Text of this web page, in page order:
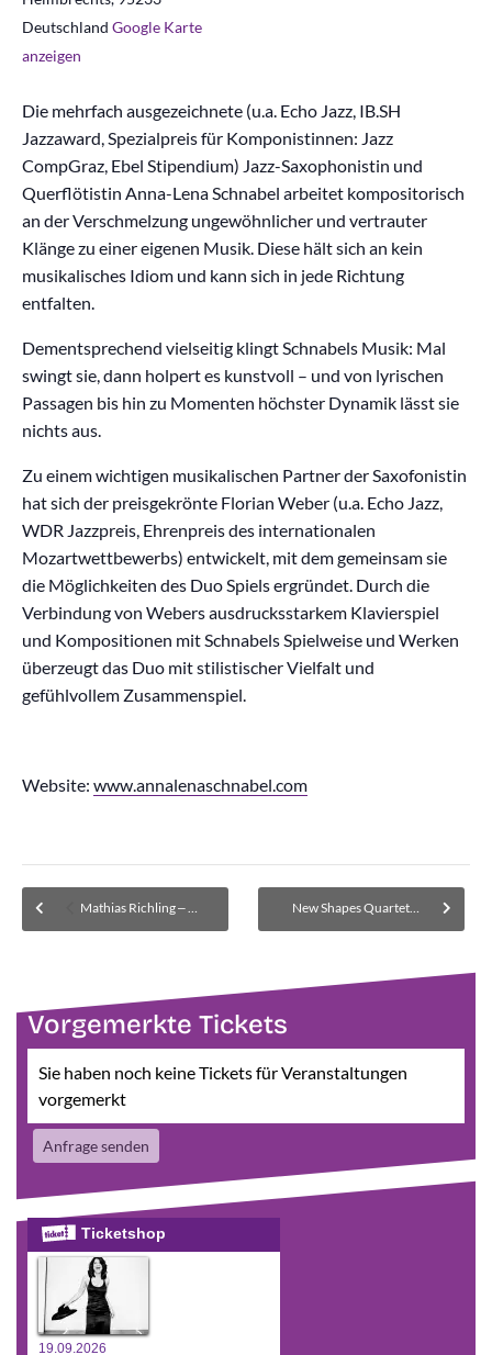
Deutschland Google Karte
anzeigen
Die mehrfach ausgezeichnete (u.a. Echo Jazz, IB.SH
Jazzaward, Spezialpreis für Komponistinnen: Jazz
CompGraz, Ebel Stipendium) Jazz-Saxophonistin und
Querflötistin Anna-Lena Schnabel arbeitet kompositorisch
an der Verschmelzung ungewöhnlicher und vertrauter
Klänge zu einer eigenen Musik. Diese hält sich an kein
musikalisches Idiom und kann sich in jede Richtung
entfalten.
Dementsprechend vielseitig klingt Schnabels Musik: Mal
swingt sie, dann holpert es kunstvoll – und von lyrischen
Passagen bis hin zu Momenten höchster Dynamik lässt sie
nichts aus.
Zu einem wichtigen musikalischen Partner der Saxofonistin
hat sich der preisgekrönte Florian Weber (u.a. Echo Jazz,
WDR Jazzpreis, Ehrenpreis des internationalen
Mozartwettbewerbs) entwickelt, mit dem gemeinsam sie
die Möglichkeiten des Duo Spiels ergründet. Durch die
Verbindung von Webers ausdrucksstarkem Klavierspiel
und Kompositionen mit Schnabels Spielweise und Werken
überzeugt das Duo mit stilistischer Vielfalt und
gefühlvollem Zusammenspiel.
Website: www.annalenaschnabel.com
Mathias Richling ‒ Kabarett-Highlight bei den Kulturwelten 2022 ‒ Nr. 10 New Shapes Quartet – Jazz-Wochenende – Nr. 12 – Restkarten nur über okticket.de
Vorgemerkte Tickets
Sie haben noch keine Tickets für Veranstaltungen
vorgemerkt
Anfrage senden
Ticketshop
19.09.2026